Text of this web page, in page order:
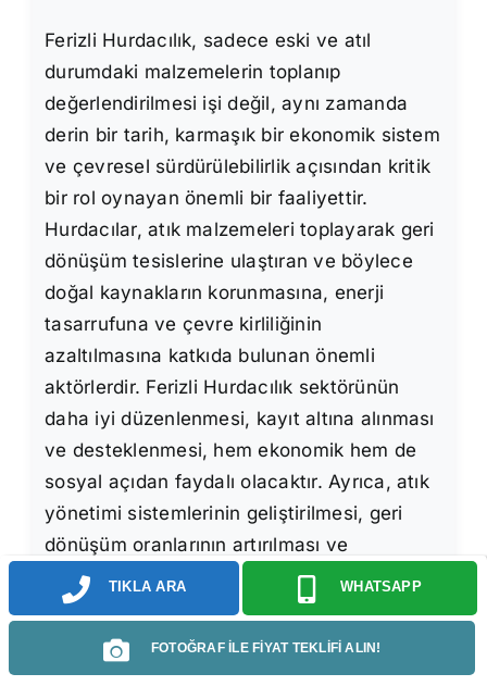
Ferizli Hurdacılık, sadece eski ve atıl
durumdaki malzemelerin toplanıp
değerlendirilmesi işi değil, aynı zamanda
derin bir tarih, karmaşık bir ekonomik sistem
ve çevresel sürdürülebilirlik açısından kritik
bir rol oynayan önemli bir faaliyettir.
Hurdacılar, atık malzemeleri toplayarak geri
dönüşüm tesislerine ulaştıran ve böylece
doğal kaynakların korunmasına, enerji
tasarrufuna ve çevre kirliliğinin
azaltılmasına katkıda bulunan önemli
aktörlerdir. Ferizli Hurdacılık sektörünün
daha iyi düzenlenmesi, kayıt altına alınması
ve desteklenmesi, hem ekonomik hem de
sosyal açıdan faydalı olacaktır. Ayrıca, atık
yönetimi sistemlerinin geliştirilmesi, geri
dönüşüm oranlarının artırılması ve
tüketicilerin bilinçlendirilmesi, hurdacılık
faaliyetlerinin çevresel etkilerini en üst
düzeye çıkarmak için gereklidir.
Unutulmamalıdır ki, her birimizin atıklarımızı
TIKLA ARA WHATSAPP
FOTOĞRAF İLE FİYAT TEKLİFİ ALIN!